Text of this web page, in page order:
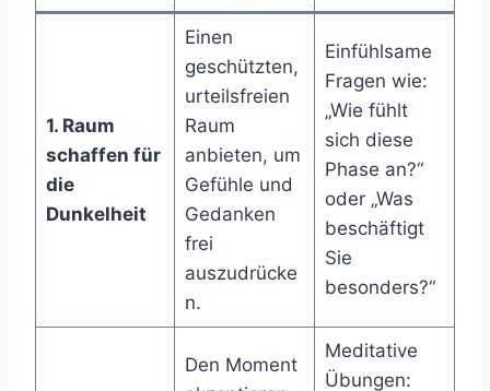
1. Raum
schaffen für
die
Dunkelheit
Einen
geschützten,
urteilsfreien
Raum
anbieten, um
Gefühle und
Gedanken
frei
auszudrücke
n.
Einfühlsame
Fragen wie:
„Wie fühlt
sich diese
Phase an?“
oder „Was
beschäftigt
Sie
besonders?“
Den Moment
Meditative
Übungen: